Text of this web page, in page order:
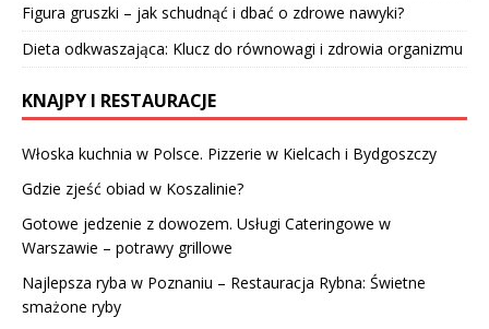
Figura gruszki – jak schudnąć i dbać o zdrowe nawyki?
Dieta odkwaszająca: Klucz do równowagi i zdrowia organizmu
KNAJPY I RESTAURACJE
Włoska kuchnia w Polsce. Pizzerie w Kielcach i Bydgoszczy
Gdzie zjeść obiad w Koszalinie?
Gotowe jedzenie z dowozem. Usługi Cateringowe w
Warszawie – potrawy grillowe
Najlepsza ryba w Poznaniu – Restauracja Rybna: Świetne
smażone ryby